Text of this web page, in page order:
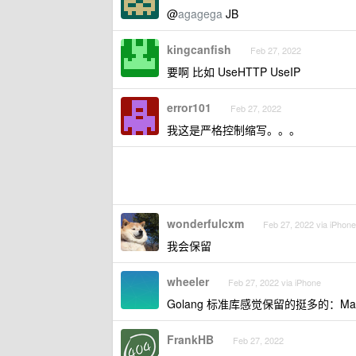
@agagega JB
kingcanfish Feb 27, 2022
要啊 比如 UseHTTP UseIP
error101 Feb 27, 2022
我这是严格控制缩写。。。
wonderfulcxm Feb 27, 2022 via iPhone
我会保留
wheeler Feb 27, 2022 via iPhone
Golang 标准库感觉保留的挺多的：
FrankHB Feb 27, 2022